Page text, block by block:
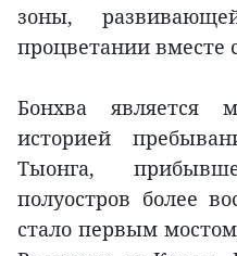
зоны,
процветании вместе
Бонхва является
историей
Тыонга,
полуостров более
стало первым